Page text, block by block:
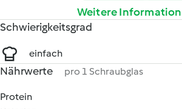
Weitere
Schwierigkeitsgrad
einfach
Nährwerte pro 1 Schraubglas
Protein